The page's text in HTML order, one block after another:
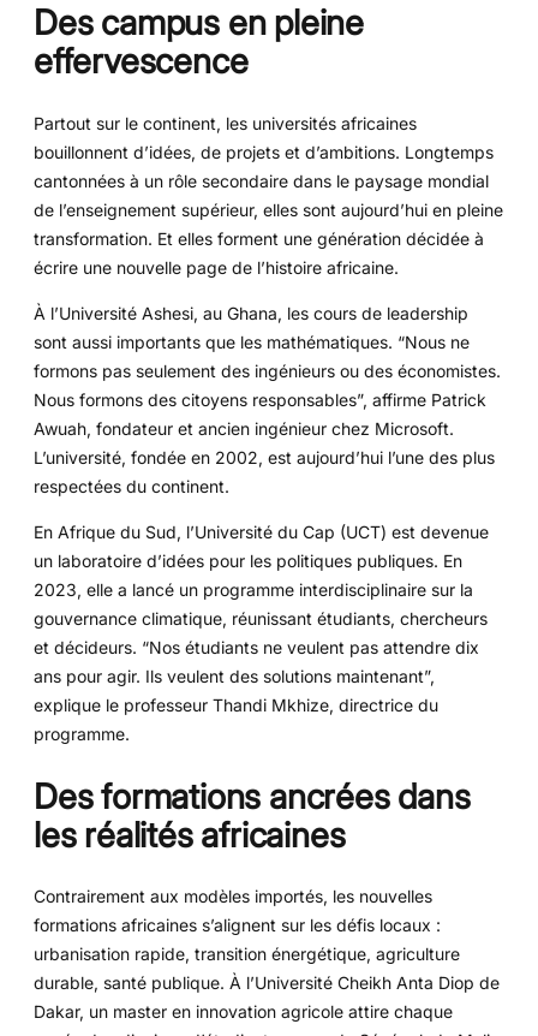
Des campus en pleine
effervescence
Partout sur le continent, les universités africaines
bouillonnent d’idées, de projets et d’ambitions. Longtemps
cantonnées à un rôle secondaire dans le paysage mondial
de l’enseignement supérieur, elles sont aujourd’hui en pleine
transformation. Et elles forment une génération décidée à
écrire une nouvelle page de l’histoire africaine.
À l’Université Ashesi, au Ghana, les cours de leadership
sont aussi importants que les mathématiques. “Nous ne
formons pas seulement des ingénieurs ou des économistes.
Nous formons des citoyens responsables”, affirme Patrick
Awuah, fondateur et ancien ingénieur chez Microsoft.
L’université, fondée en 2002, est aujourd’hui l’une des plus
respectées du continent.
En Afrique du Sud, l’Université du Cap (UCT) est devenue
un laboratoire d’idées pour les politiques publiques. En
2023, elle a lancé un programme interdisciplinaire sur la
gouvernance climatique, réunissant étudiants, chercheurs
et décideurs. “Nos étudiants ne veulent pas attendre dix
ans pour agir. Ils veulent des solutions maintenant”,
explique le professeur Thandi Mkhize, directrice du
programme.
Des formations ancrées dans
les réalités africaines
Contrairement aux modèles importés, les nouvelles
formations africaines s’alignent sur les défis locaux :
urbanisation rapide, transition énergétique, agriculture
durable, santé publique. À l’Université Cheikh Anta Diop de
Dakar, un master en innovation agricole attire chaque